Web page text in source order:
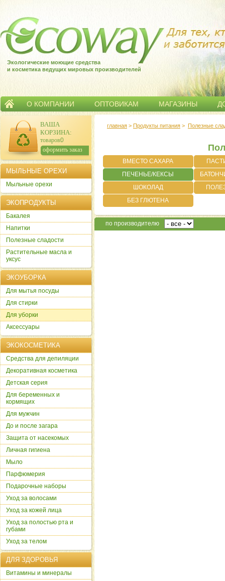
Экологические моющие средства
и косметика ведущих мировых производителей
О КОМПАНИИ ОПТОВИКАМ МАГАЗИНЫ
главная > Продукты питания > Полезные
ВМЕСТО САХАРА
ПЕЧЕНЬЕ/КЕКСЫ
ШОКОЛАД
БЕЗ ГЛЮТЕНА
по производителю
ВАША
КОРЗИНА:
товаров:0
сумма: 0р.
оформить заказ
МЫЛЬНЫЕ ОРЕХИ
Мыльные орехи
ЭКОПРОДУКТЫ
Бакалея
Напитки
Полезные сладости
Растительные масла и
уксус
ЭКОУБОРКА
Для мытья посуды
Для стирки
Для уборки
Аксессуары
ЭКОКОСМЕТИКА
Cредства для депиляции
Декоративная косметика
Детская серия
Для беременных и
кормящих
Для мужчин
До и после загара
Защита от насекомых
Личная гигиена
Мыло
Парфюмерия
Подарочные наборы
Уход за волосами
Уход за кожей лица
Уход за полостью рта и
губами
Уход за телом
ДЛЯ ЗДОРОВЬЯ
Витамины и минералы